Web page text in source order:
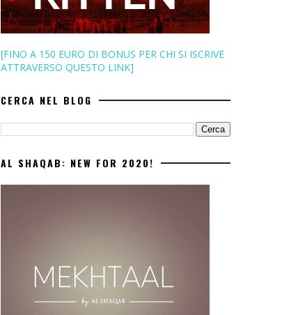
[FINO A 150 EURO DI BONUS PER CHI SI ISCRIVE
ATTRAVERSO QUESTO LINK]
CERCA NEL BLOG
AL SHAQAB: NEW FOR 2020!